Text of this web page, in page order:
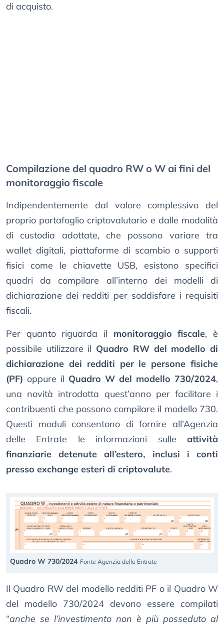
di acquisto.
Compilazione del quadro RW o W ai fini del
monitoraggio fiscale
Indipendentemente dal valore complessivo del
proprio portafoglio criptovalutario e dalle modalità
di custodia adottate, che possono variare tra
wallet digitali, piattaforme di scambio o supporti
fisici come le chiavette USB, esistono specifici
quadri da compilare all’interno dei modelli di
dichiarazione dei redditi per soddisfare i requisiti
fiscali.
Per quanto riguarda il monitoraggio fiscale, è
possibile utilizzare il Quadro RW del modello di
dichiarazione dei redditi per le persone fisiche
(PF) oppure il Quadro W del modello 730/2024,
una novità introdotta quest’anno per facilitare i
contribuenti che possono compilare il modello 730.
Questi moduli consentono di fornire all’Agenzia
delle Entrate le informazioni sulle attività
finanziarie detenute all’estero, inclusi i conti
presso exchange esteri di criptovalute.
Quadro W 730/2024 Fonte Agenzia delle Entrate
Il Quadro RW del modello redditi PF o il Quadro W
del modello 730/2024 devono essere compilati
“anche se l’investimento non è più posseduto al